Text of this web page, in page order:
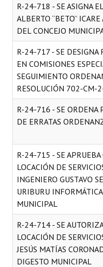
R-24-718 - SE ASIGNA
ALBERTO “BETO”
DEL CONCEJO
R-24-717 - SE DESIGNA
EN COMISIONES
SEGUIMIENTO
RESOLUCIÓN 702-CM-
R-24-716 - SE ORDENA
DE ERRATAS
R-24-715 - SE APRUEBA
LOCACIÓN DE
INGENIERO GUSTAVO
URIBURU
MUNICIPAL
R-24-714 - SE
LOCACIÓN DE
JESÚS MATÍAS
DIGESTO MUNICIPAL